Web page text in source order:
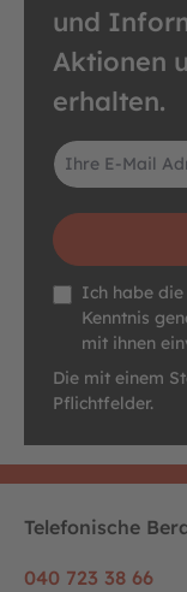
und
Aktionen
erhalten.
E-Mail-Adresse*
Datenschutz *
Ich habe die
Kenntnis
mit ihnen
Die mit einem
Pflichtfelder.
Telefonische
040 723 38 66